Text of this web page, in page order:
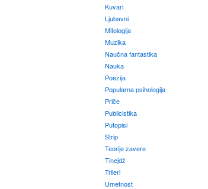
Kuvari
Ljubavni
Mitologija
Muzika
Naučna fantastika
Nauka
Poezija
Popularna psihologija
Priče
Publicistika
Putopisi
Strip
Teorije zavere
Tinejdž
Trileri
Umetnost